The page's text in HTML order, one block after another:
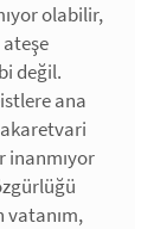
olabilir,
değil.
ana
inanmıyor
vatanım,